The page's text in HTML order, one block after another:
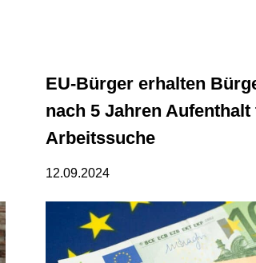
EU-Bürger erhalten
nach 5 Jahren Aufenthalt
Arbeitssuche
12.09.2024